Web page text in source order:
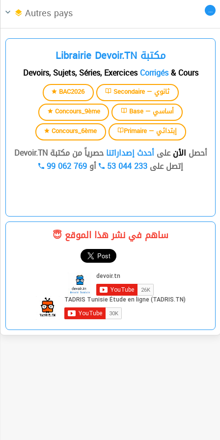
السنة الثالثة
السنة الرابعة
السنة الخامسة
السنة السادسة
Autres pays ...
Afrique du Nord
Librairie Devoir.TN مكتبة
Devoirs, Sujets, Séries, ExercicesCorrigés& Cours
BAC2026
Secondaire — ثانوي
Concours_9ème
Base — أساسي
Concours_6ème
Primaire — إبتدائي
أحصل الأنعلىأحدث إصداراتناحصرياً من مكتبة Devoir.TN
إتصل على53 044 233 أو99 062 769
ساهم في نشر هذا الموقع 😇